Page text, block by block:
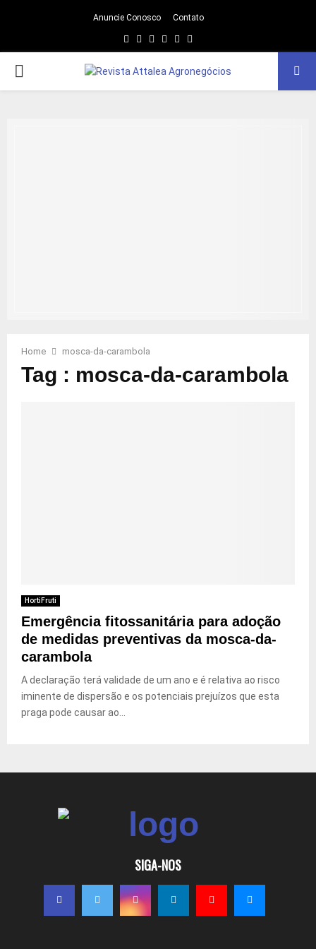
Anuncie Conosco Contato
Facebook
Twitter
Instagram
LinkedinYoutube
PRIMARY
Home mosca-da-carambola
Tag : mosca-da-carambola
HortiFruti
Emergência fitossanitária para adoção
de medidas preventivas da mosca-da-
carambola
A declaração terá validade de um ano e é relativa ao risco
iminente de dispersão e os potenciais prejuízos que esta
praga pode causar ao...
SIGA-NOS